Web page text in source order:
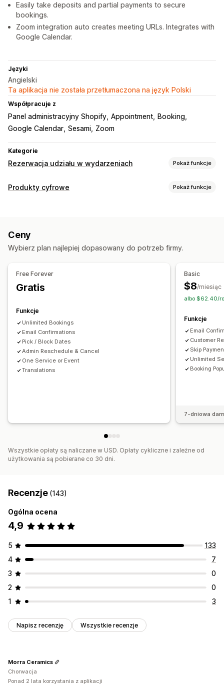
Easily take deposits and partial payments to secure
bookings.
Zoom integration auto creates meeting URLs. Integrates with
Google Calendar.
Języki
Angielski
Ta aplikacja nie została przetłumaczona na język Polski
Współpracuje z
Panel administracyjny Shopify Appointment
Booking
Google Calendar Sesami Zoom
Kategorie
Rezerwacja udziału w wydarzeniach Pokaż funkcje
Typ wydarzenia
Zarządzanie rezerwacjami
Kalendarz
Planowanie Okna czasowe
Blokowanie dat
Limity dotyczące liczby miejsc
Rejestracja na wydarzenie
Powiadomienia e-mail
Powiadomienia SMS
Płatności Zadatki
Dostosowanie
Strony rezerwacji
Widżet kalendarza
Niestandardowe formularze
Produkty cyfrowe Pokaż funkcje
Zarządzanie pobieraniem
Bezpieczeństwo pliku
Znaki wodne
Ceny
Wybierz plan najlepiej dopasowany do potrzeb firmy.
Free Forever
Gratis
Funkcje
Unlimited Bookings
Email Confirmations
Pick / Block Dates
Admin Reschedule & Cancel
One Service or Event
Translations
Basic
$8/miesiąc
albo $62.40/
Funkcje
Email
Customer
Skip
Unlimited
Booking
7-dniowa
Wszystkie opłaty są naliczane w USD. Opłaty cykliczne i zależne od
użytkowania są pobierane co 30 dni.
Recenzje (143)
Ogólna ocena
4,9
5
133
4
7
3
0
2
0
1
3
Napisz recenzję Wszystkie recenzje
Morra Ceramics
Chorwacja
Ponad 2 lata korzystania z aplikacji